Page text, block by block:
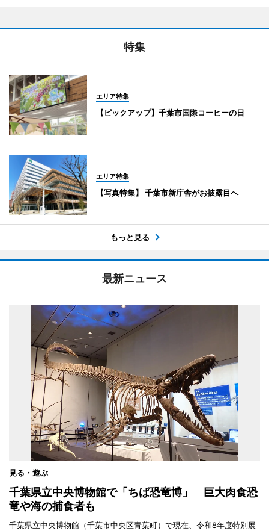
特集
エリア特集
【ピックアップ】千葉市国際コーヒーの日
エリア特集
【写真特集】 千葉市新庁舎がお披露目へ
もっと見る
最新ニュース
見る・遊ぶ
千葉県立中央博物館で「ちば恐竜博」 巨大肉食恐
竜や海の捕食者も
千葉県立中央博物館（千葉市中央区青葉町）で現在、令和8年度特別展